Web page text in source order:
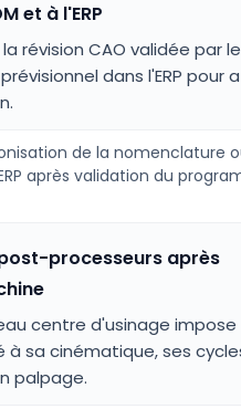
et à l'ERP
révision CAO validée par
dans l'ERP pour
de la nomenclature
après validation du
processeurs après
centre d'usinage
sa cinématique, ses
palpage.